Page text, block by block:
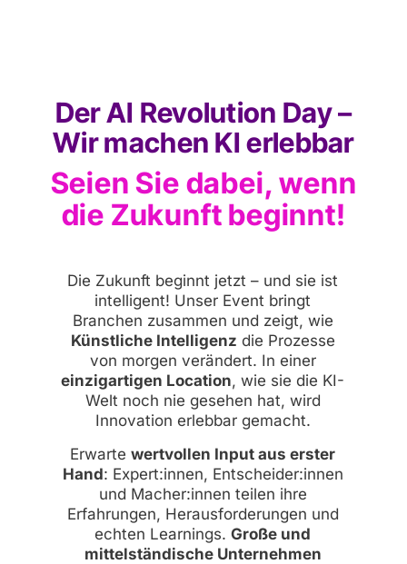
Der AI Revolution Day –
Wir machen KI erlebbar
Seien Sie dabei, wenn
die Zukunft beginnt!
Die Zukunft beginnt jetzt – und sie ist
intelligent! Unser Event bringt
Branchen zusammen und zeigt, wie
Künstliche Intelligenz die Prozesse
von morgen verändert. In einer
einzigartigen Location, wie sie die KI-
Welt noch nie gesehen hat, wird
Innovation erlebbar gemacht.
Erwartewertvollen Input aus erster
Hand: Expert:innen, Entscheider:innen
und Macher:innen teilen ihre
Erfahrungen, Herausforderungen und
echten Learnings.Große und
mittelständische Unternehmen